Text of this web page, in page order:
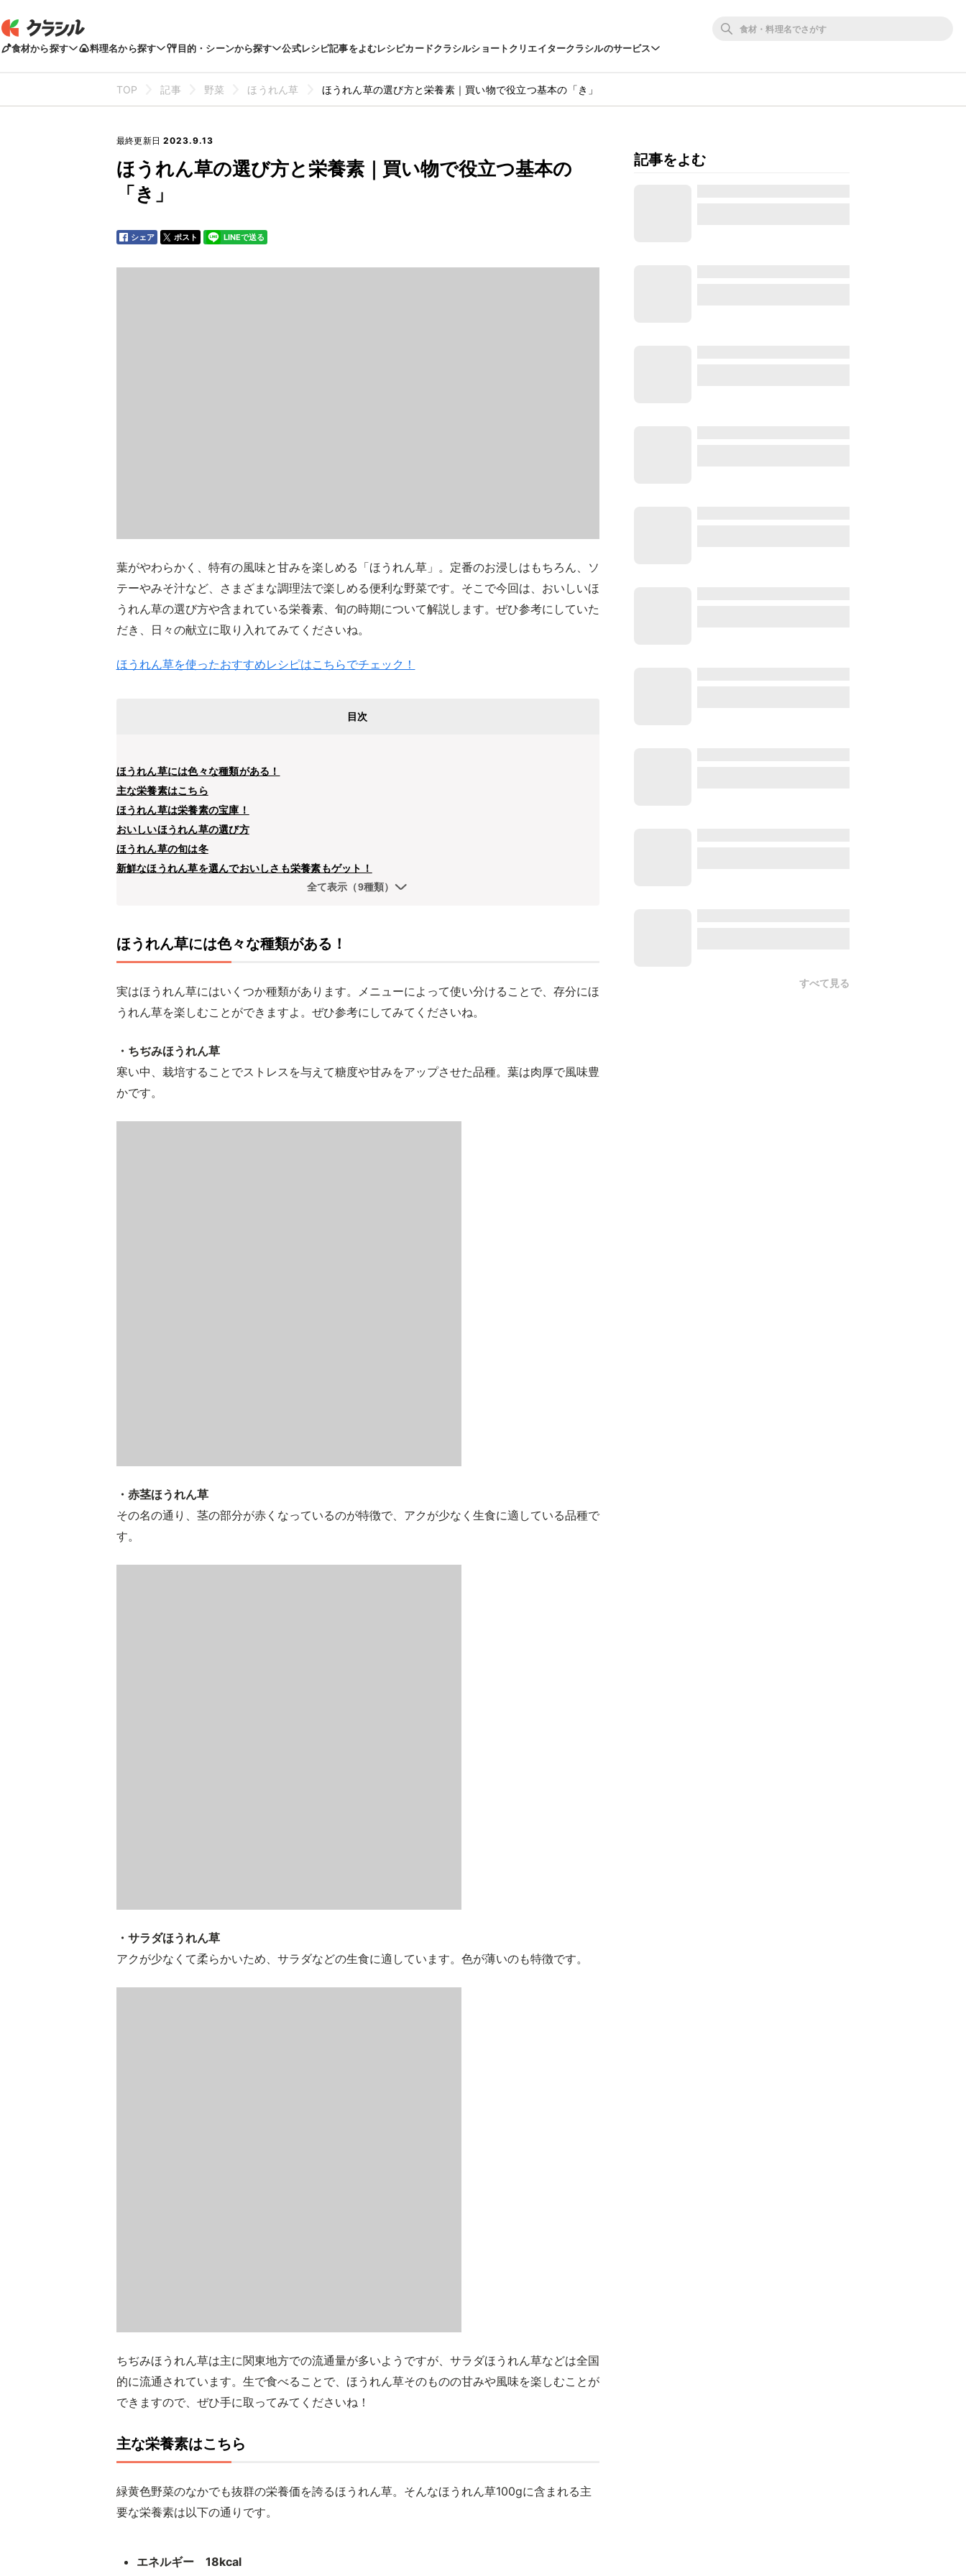
食材から探す 料理名から探す 目的・シーンから探す 公式レシピ記事をよむレシピカードクラシルショートクリエイタークラシルのサービス
TOP 記事 野菜 ほうれん草 ほうれん草の選び方と栄養素｜買い物で役立つ基本の「き」
最終更新日 2023.9.13
ほうれん草の選び方と栄養素｜買い物で役立つ基本の
「き」
シェア ポスト LINEで送る
葉がやわらかく、特有の風味と甘みを楽しめる「ほうれん草」。定番のお浸しはもちろん、ソ
テーやみそ汁など、さまざまな調理法で楽しめる便利な野菜です。そこで今回は、おいしいほ
うれん草の選び方や含まれている栄養素、旬の時期について解説します。ぜひ参考にしていた
だき、日々の献立に取り入れてみてくださいね。
ほうれん草を使ったおすすめレシピはこちらでチェック！
目次
ほうれん草には色々な種類がある！
主な栄養素はこちら
ほうれん草は栄養素の宝庫！
おいしいほうれん草の選び方
ほうれん草の旬は冬
新鮮なほうれん草を選んでおいしさも栄養素もゲット！
全て表示（9種類）
ほうれん草には色々な種類がある！
実はほうれん草にはいくつか種類があります。メニューによって使い分けることで、存分にほ
うれん草を楽しむことができますよ。ぜひ参考にしてみてくださいね。
・ちぢみほうれん草
寒い中、栽培することでストレスを与えて糖度や甘みをアップさせた品種。葉は肉厚で風味豊
かです。
・赤茎ほうれん草
その名の通り、茎の部分が赤くなっているのが特徴で、アクが少なく生食に適している品種で
す。
・サラダほうれん草
アクが少なくて柔らかいため、サラダなどの生食に適しています。色が薄いのも特徴です。
ちぢみほうれん草は主に関東地方での流通量が多いようですが、サラダほうれん草などは全国
的に流通されています。生で食べることで、ほうれん草そのものの甘みや風味を楽しむことが
できますので、ぜひ手に取ってみてくださいね！
主な栄養素はこちら
緑黄色野菜のなかでも抜群の栄養価を誇るほうれん草。そんなほうれん草100gに含まれる主
要な栄養素は以下の通りです。
エネルギー 18kcal
記事をよむ
すべて見る